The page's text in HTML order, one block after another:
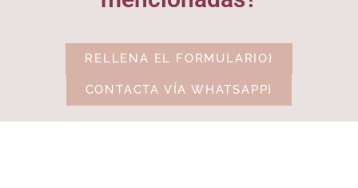
RELLENA EL FORMULARIO}
CONTACTA VÍA WHATSAPP}